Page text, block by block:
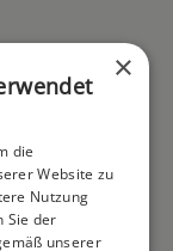
×
die
Website zu
Nutzung
Sie der
unserer